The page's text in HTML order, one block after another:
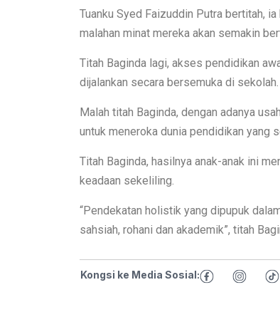
Tuanku Syed Faizuddin Putra bertitah,
malahan minat mereka akan semakin
Titah Baginda lagi, akses pendidikan
dijalankan secara bersemuka di sekolah.
Malah titah Baginda, dengan adanya
untuk meneroka dunia pendidikan yang
Titah Baginda, hasilnya anak-anak ini
keadaan sekeliling.
“Pendekatan holistik yang dipupuk
sahsiah, rohani dan akademik”, titah
Kongsi ke Media Sosial: